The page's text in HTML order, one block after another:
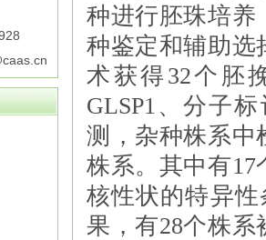
种进行胚珠培养
种鉴定和辅助选
术获得 32个胚
GLSP1、分子标
测，杂种株系中
株系。其中有17
核性状的特异
果，有28个株系